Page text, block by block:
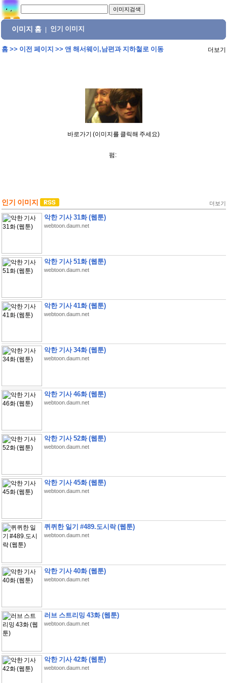
이미지 홈 인기 이미지
홈>> 이전 페이지 >> 앤 해서웨이,남편과 지하철로 이동 더보기
바로가기 (이미지를 클릭해 주세요)
펌:
인기 이미지 더보기
악한 기사 31화 (웹툰)
webtoon.daum.net
악한 기사 51화 (웹툰)
webtoon.daum.net
악한 기사 41화 (웹툰)
webtoon.daum.net
악한 기사 34화 (웹툰)
webtoon.daum.net
악한 기사 46화 (웹툰)
webtoon.daum.net
악한 기사 52화 (웹툰)
webtoon.daum.net
악한 기사 45화 (웹툰)
webtoon.daum.net
퀴퀴한 일기 #489.도시락 (웹툰)
webtoon.daum.net
악한 기사 40화 (웹툰)
webtoon.daum.net
러브 스트리밍 43화 (웹툰)
webtoon.daum.net
악한 기사 42화 (웹툰)
webtoon.daum.net